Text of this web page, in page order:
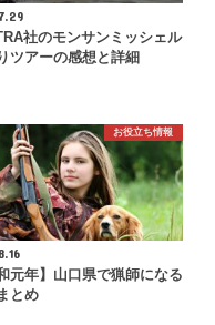
社のモンサンミッシェル
ツアーの感想と詳細
お役立ち情報
元年】山口県で猟師になる
とめ